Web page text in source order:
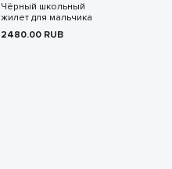
Чёрный школьный
жилет для мальчика
2480.00 RUB